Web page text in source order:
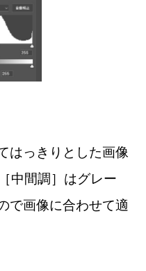
はっきりとした画像
中間調］はグレー
で画像に合わせて適